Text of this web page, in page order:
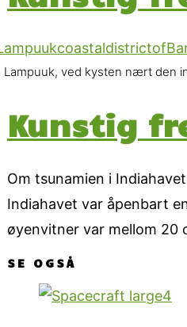
Lampuuk, ved kysten nært den
Kunstig
Om tsunamien i
Indiahavet var åpenbart
øyenvitner var mellom 20
SE OGSÅ